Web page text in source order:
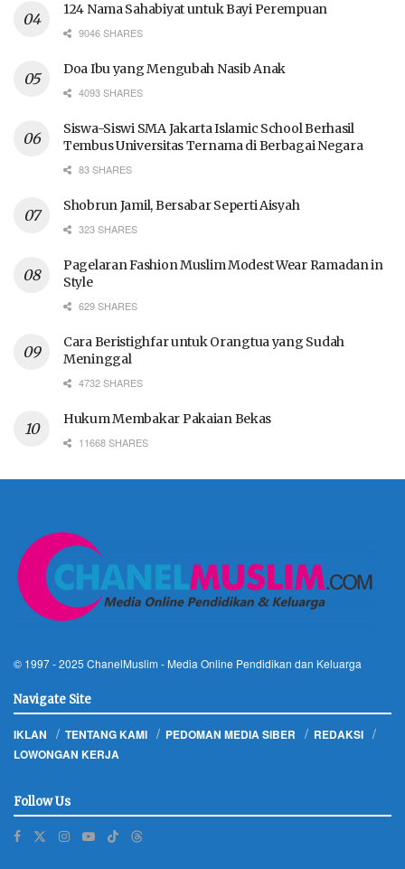
124 Nama Sahabiyat untuk Bayi Perempuan
9046 SHARES
Doa Ibu yang Mengubah Nasib Anak
4093 SHARES
Siswa-Siswi SMA Jakarta Islamic School Berhasil
Tembus Universitas Ternama di Berbagai Negara
83 SHARES
Shobrun Jamil, Bersabar Seperti Aisyah
323 SHARES
Pagelaran Fashion Muslim Modest Wear Ramadan in
Style
629 SHARES
Cara Beristighfar untuk Orangtua yang Sudah
Meninggal
4732 SHARES
Hukum Membakar Pakaian Bekas
11668 SHARES
© 1997 - 2025 ChanelMuslim - Media Online Pendidikan dan Keluarga
Navigate Site
IKLAN TENTANG KAMI PEDOMAN MEDIA SIBER
REDAKSI
LOWONGAN KERJA
Follow Us